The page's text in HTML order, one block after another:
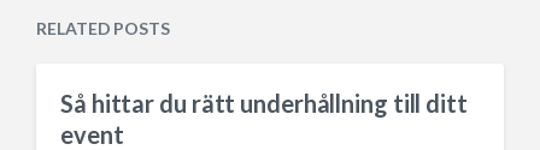
td
RELATED POSTS
Så hittar du rätt underhållning till ditt
event